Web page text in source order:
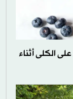
الكلى أثناء